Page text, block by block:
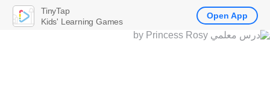
TinyTap
Kids' Learning Games
Open App